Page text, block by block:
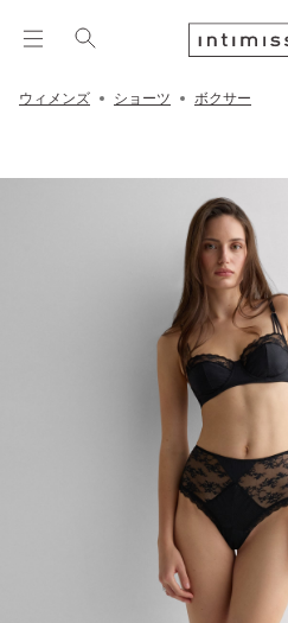
ウィメンズ ショーツ ボクサー